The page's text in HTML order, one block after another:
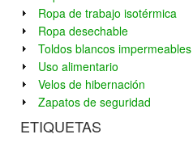
Ropa de trabajo isotérmica
Ropa desechable
Toldos blancos impermeables
Uso alimentario
Velos de hibernación
Zapatos de seguridad
ETIQUETAS